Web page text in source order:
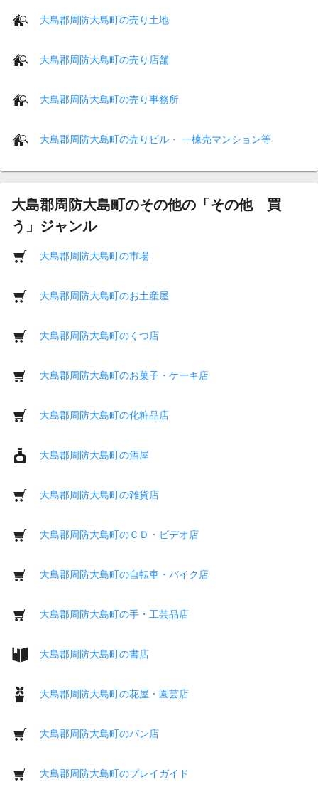
大島郡周防大島町の売り土地
大島郡周防大島町の売り店舗
大島郡周防大島町の売り事務所
大島郡周防大島町の売りビル・ 一棟売マンション等
大島郡周防大島町のその他の「その他 買
う」ジャンル
大島郡周防大島町の市場
大島郡周防大島町のお土産屋
大島郡周防大島町のくつ店
大島郡周防大島町のお菓子・ケーキ店
大島郡周防大島町の化粧品店
大島郡周防大島町の酒屋
大島郡周防大島町の雑貨店
大島郡周防大島町のＣＤ・ビデオ店
大島郡周防大島町の自転車・バイク店
大島郡周防大島町の手・工芸品店
大島郡周防大島町の書店
大島郡周防大島町の花屋・園芸店
大島郡周防大島町のパン店
大島郡周防大島町のプレイガイド